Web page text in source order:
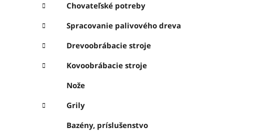
Chovateľské potreby
Spracovanie palivového dreva
Drevoobrábacie stroje
Kovoobrábacie stroje
Nože
Grily
Bazény, príslušenstvo